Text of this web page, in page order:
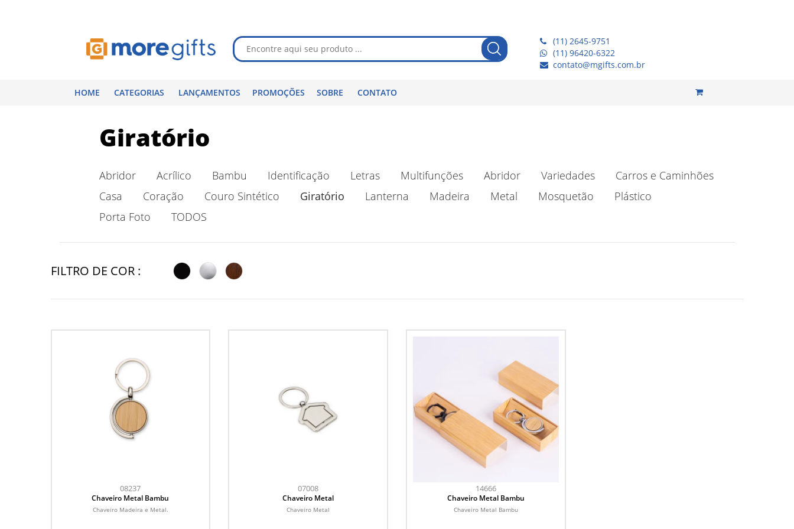
(11) 2645-9751
(11) 96420-6322
contato@mgifts.com.br
HOME CATEGORIAS LANÇAMENTOS PROMOÇÕES SOBRE CONTATO
Giratório
Abridor Acrílico Bambu Identificação Letras Multifunções Abridor Variedades
Carros e Caminhões
Casa
Coração Couro Sintético Giratório Lanterna Madeira Metal Mosquetão
Plástico
Porta Foto
TODOS
FILTRO DE COR :
08237
Chaveiro Metal Bambu
Chaveiro Madeira e Metal.
07008
Chaveiro Metal
Chaveiro Metal
14666
Chaveiro Metal Bambu
Chaveiro Metal Bambu